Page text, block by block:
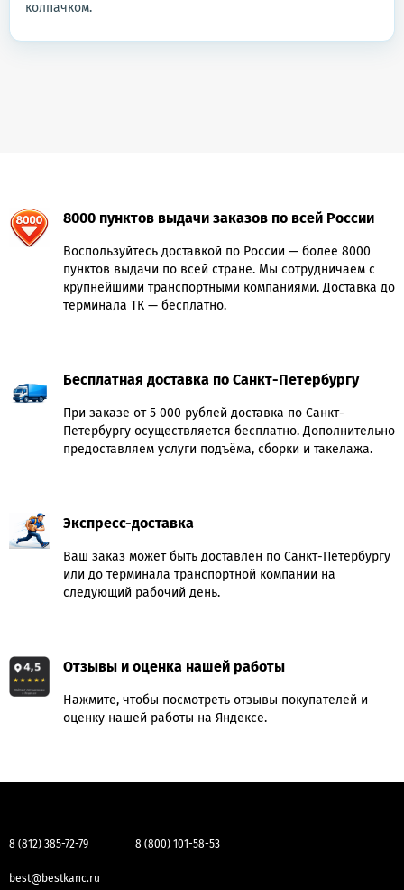
колпачком.
8000 пунктов выдачи заказов по всей России
Воспользуйтесь доставкой по России — более 8000
пунктов выдачи по всей стране. Мы сотрудничаем с
крупнейшими транспортными компаниями. Доставка до
терминала ТК — бесплатно.
Бесплатная доставка по Санкт-Петербургу
При заказе от 5 000 рублей доставка по Санкт-
Петербургу осуществляется бесплатно. Дополнительно
предоставляем услуги подъёма, сборки и такелажа.
Экспресс-доставка
Ваш заказ может быть доставлен по Санкт-Петербургу
или до терминала транспортной компании на
следующий рабочий день.
Отзывы и оценка нашей работы
Нажмите, чтобы посмотреть отзывы покупателей и
оценку нашей работы на Яндексе.
8 (812) 385-72-79 8 (800) 101-58-53
best@bestkanc.ru